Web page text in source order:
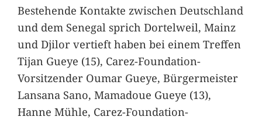
Bestehende Kontakte zwischen Deutschland
und dem Senegal sprich Dortelweil, Mainz
und Djilor vertieft haben bei einem Treffen
Tijan Gueye (15), Carez-Foundation-
Vorsitzender Oumar Gueye, Bürgermeister
Lansana Sano, Mamadoue Gueye (13),
Hanne Mühle, Carez-Foundation-